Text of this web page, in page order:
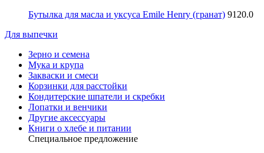
Бутылка для масла и уксуса Emile Henry (гранат) 9120.0
Для выпечки
Зерно и семена
Мука и крупа
Закваски и смеси
Корзинки для расстойки
Кондитерские шпатели и скребки
Лопатки и венчики
Другие аксессуары
Книги о хлебе и питании
Специальное предложение